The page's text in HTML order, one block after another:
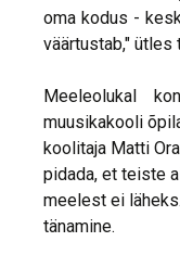
oma kodus -
väärtustab," ütles
Meeleolukal
muusikakooli
koolitaja Matti
pidada, et teiste
meelest ei
tänamine.